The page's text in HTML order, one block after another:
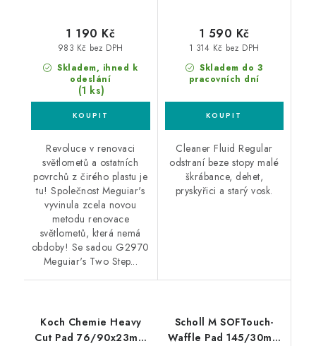
Skladem, ihned k
odeslání
(1 ks)
983 Kč bez DPH
1 190 Kč
Revoluce v renovaci
světlometů a ostatních
povrchů z čirého plastu je
tu! Společnost Meguiar's
vyvinula zcela novou
metodu renovace
světlometů, která nemá
obdoby! Se sadou G2970
Meguiar's Two Step...
Skladem do 3
pracovních dní
1 314 Kč bez DPH
1 590 Kč
Cleaner Fluid Regular
odstraní beze stopy malé
škrábance, dehet,
pryskyřici a starý vosk.
Koch Chemie Heavy
Cut Pad 76/90x23mm
Scholl M SOFTouch-
Waffle Pad 145/30mm